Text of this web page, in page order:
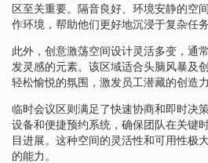
区至关重要。隔音良好、环境安静的空
作环境，帮助他们更好地沉浸于复杂任
此外，创意激荡空间设计灵活多变，通
发灵感的元素。该区域适合头脑风暴及
轻松愉悦的氛围，激发员工潜藏的创造
临时会议区则满足了快速协商和即时决
设备和便捷预约系统，确保团队在关键
目进展。这种空间的灵活性和可用性极
的能力。